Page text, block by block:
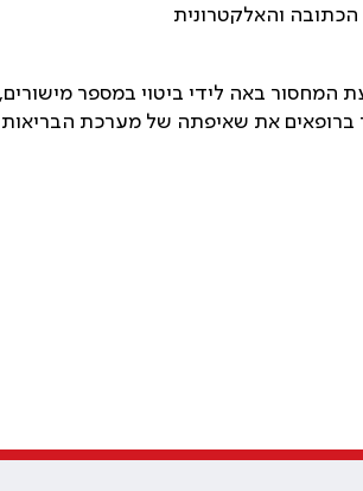
הכתובה והאלקטרונית
באה לידי ביטוי במספר מישורים,
את שאיפתה של מערכת הבריאות